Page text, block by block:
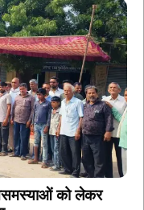
को लेकर